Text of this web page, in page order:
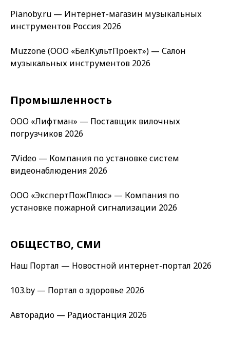
Pianoby.ru — Интернет-магазин музыкальных
инструментов Россия 2026
Muzzone (ООО «БелКультПроект») — Салон
музыкальных инструментов 2026
Промышленность
ООО «Лифтман» — Поставщик вилочных
погрузчиков 2026
7Video — Компания по установке систем
видеонаблюдения 2026
ООО «ЭкспертПожПлюс» — Компания по
установке пожарной сигнализации 2026
ОБЩЕСТВО, СМИ
Наш Портал — Новостной интернет-портал 2026
103.by — Портал о здоровье 2026
Авторадио — Радиостанция 2026